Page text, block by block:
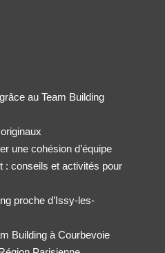
au Team Building
une cohésion d’équipe
: conseils et activités pour
proche d’Issy-les-
Building à Courbevoie